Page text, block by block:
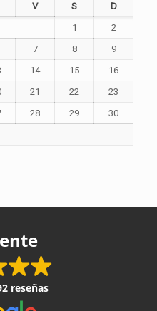
V S
D
1
2
7 8
9
14 15
16
21 22
23
28 29
30
reseñas